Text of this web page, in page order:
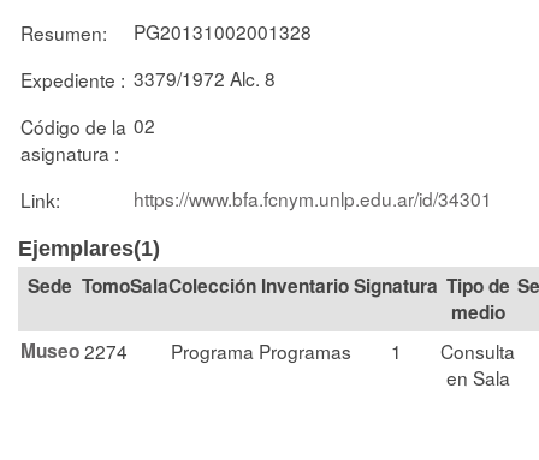
Resumen:
PG20131002001328
Expediente : 3379/1972 Alc. 8
Código de la
asignatura :
02
Link: https://www.bfa.fcnym.unlp.edu.ar/id/34301
Ejemplares(1)
TomoSalaColección Signatura Tipo de
medio
Museo2274 Programa Programas 1
Consulta
en Sala